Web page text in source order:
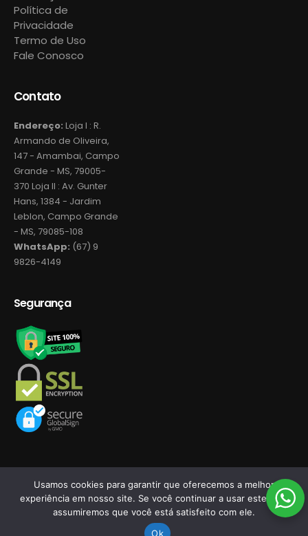
Após escolher seus produtos, consulte o seu carrinho de compras.
Política de
Privacidade
Termo de Uso
Fale Conosco
Contato
Endereço: Loja I : R.
Armando de Oliveira,
147 - Amambai, Campo
Grande - MS, 79005-
370 Loja II : Av. Gunter
Hans, 1384 - Jardim
Leblon, Campo Grande
- MS, 79085-108
WhatsApp: (67) 9
9826-4149
Segurança
©2026 Novo Tempo Store ASM - Desenvolvido por
RDORVAL Soluções em Tecnologia.
Usamos cookies para garantir que oferecemos a melhor
experiência em nosso site. Se você continuar a usar este site,
assumiremos que você está satisfeito com ele.
Ok